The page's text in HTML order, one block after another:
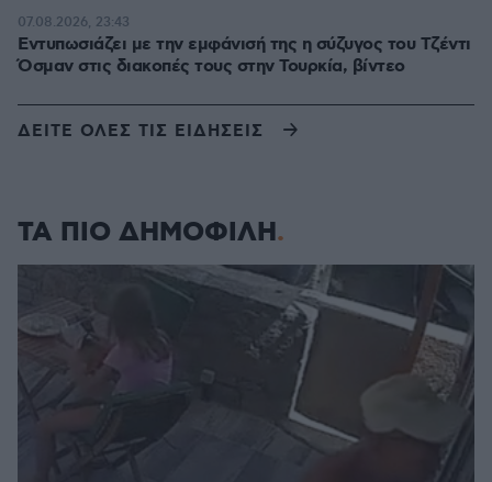
Εντυπωσιάζει με την εμφάνισή της η σύζυγος του Τζέντι
Όσμαν στις διακοπές τους στην Τουρκία, βίντεο
07.08.2026, 23:43
ΔΕΙΤΕ ΟΛΕΣ ΤΙΣ ΕΙΔΗΣΕΙΣ
ΤΑ ΠΙΟ ΔΗΜΟΦΙΛΗ